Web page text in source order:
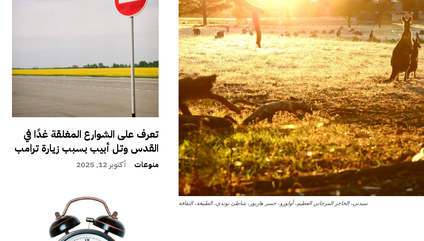
تعرف على الشوارع المغلقة غدًا في
القدس وتل أبيب بسبب زيارة ترامب
منوعات أكتوبر 12, 2025
سيدني، الحاجز المرجاني العظيم، أولورو، جسر هاربور، شاطئ بوندي، الطبيعة، الثقافة